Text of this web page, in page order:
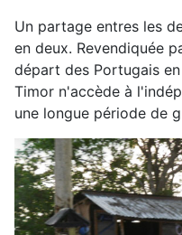
Un partage entres les
en deux. Revendiquée
départ des Portugais
Timor n'accède à
une longue période de